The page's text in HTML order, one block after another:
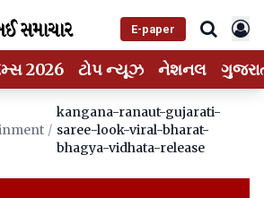
E-paper
2026 ટોપ ન્યૂઝ નેશનલ
/
kangana-ranaut-gujarati-
saree-look-viral-bharat-
bhagya-vidhata-release